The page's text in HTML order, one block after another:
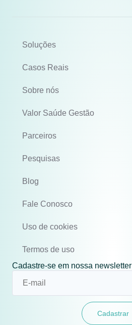
Soluções
Casos Reais
Sobre nós
Valor Saúde Gestão
Parceiros
Pesquisas
Blog
Fale Conosco
Uso de cookies
Termos de uso
Cadastre-se em nossa newsletter
Cadastrar